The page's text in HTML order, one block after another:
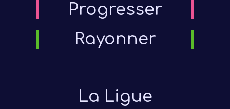
Progresser
Rayonner
La Ligue